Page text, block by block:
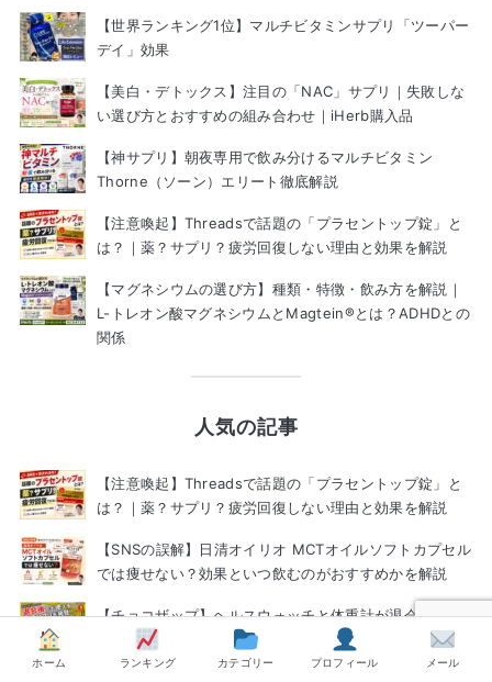
【世界ランキング1位】マルチビタミンサプリ「ツーパー
デイ」効果
【美白・デトックス】注目の「NAC」サプリ｜失敗しな
い選び方とおすすめの組み合わせ｜iHerb購入品
【神サプリ】朝夜専用で飲み分けるマルチビタミン
Thorne（ソーン）エリート徹底解説
【注意喚起】Threadsで話題の「プラセントップ錠」と
は？｜薬？サプリ？疲労回復しない理由と効果を解説
【マグネシウムの選び方】種類・特徴・飲み方を解説｜
L-トレオン酸マグネシウムとMagtein®とは？ADHDとの
関係
人気の記事
【注意喚起】Threadsで話題の「プラセントップ錠」と
は？｜薬？サプリ？疲労回復しない理由と効果を解説
【SNSの誤解】日清オイリオ MCTオイルソフトカプセル
では痩せない？効果といつ飲むのがおすすめかを解説
【チョコザップ】ヘルスウォッチと体重計が退会後も使
える互換アプリ
ホーム ランキング カテゴリー プロフィール メール